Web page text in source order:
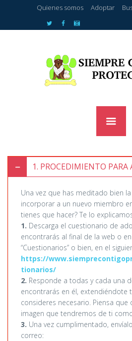
Quienes somos Adoptar
1 PROCEDIMIENTO PARA
Una vez que has meditado bien
incorporar a un nuevo miembro
tienes que hacer? Te lo
1. Descarga el cuestionario de
encontrarás al final de la web o
“Cuestionarios” o bien, en el
https://
tionarios/
2. Responde a todas y cada una
encontrarás en él, extendiéndote
consideres necesario. Piensa que
imagen que tendremos de ti
3. Una vez cumplimentado,
correo: